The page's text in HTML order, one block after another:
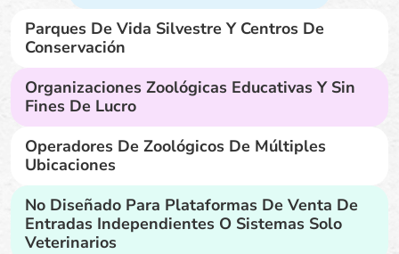
Parques De Vida Silvestre Y Centros De
Conservación
Organizaciones Zoológicas Educativas Y Sin
Fines De Lucro
Operadores De Zoológicos De Múltiples
Ubicaciones
No Diseñado Para Plataformas De Venta De
Entradas Independientes O Sistemas Solo
Veterinarios